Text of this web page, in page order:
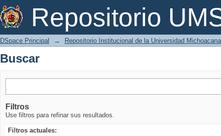
Repositorio
Buscar
DSpace Principal → Repositorio Institucional de la Universidad
Buscar
Filtros
Use filtros para refinar sus resultados.
Filtros actuales: